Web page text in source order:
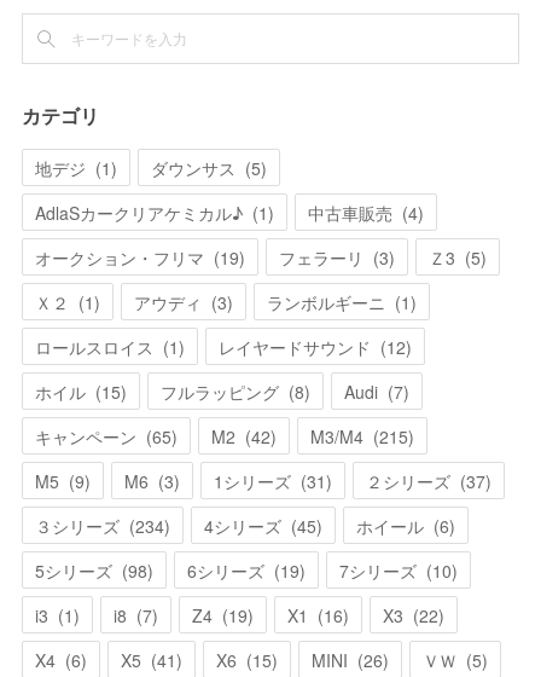
カテゴリ
地デジ (1) ダウンサス (5)
AdlaSカークリアケミカル♪ (1) 中古車販売 (4)
オークション・フリマ (19) フェラーリ (3) Ｚ3 (5)
Ｘ２ (1) アウディ (3) ランボルギーニ (1)
ロールスロイス (1) レイヤードサウンド (12)
ホイル (15) フルラッピング (8) Audi (7)
キャンペーン (65) M2 (42) M3/M4 (215)
M5 (9) M6 (3) 1シリーズ (31) ２シリーズ (37)
３シリーズ (234) 4シリーズ (45) ホイール (6)
5シリーズ (98) 6シリーズ (19) 7シリーズ (10)
i3 (1) i8 (7) Z4 (19) X1 (16) X3 (22)
X4 (6) X5 (41) X6 (15) MINI (26) ＶＷ (5)